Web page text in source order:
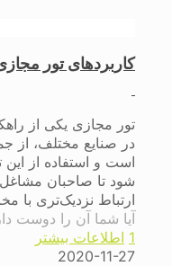
کاربردهای تور
تور مجازی یکی از
در صنایع مختلف،
است و استفاده از
شود تا صاحبان مشاغل
ارتباط نزدیک‌تری با
آیا شما آن را دوست
1 اطلاعات بیشتر
2020-11-27